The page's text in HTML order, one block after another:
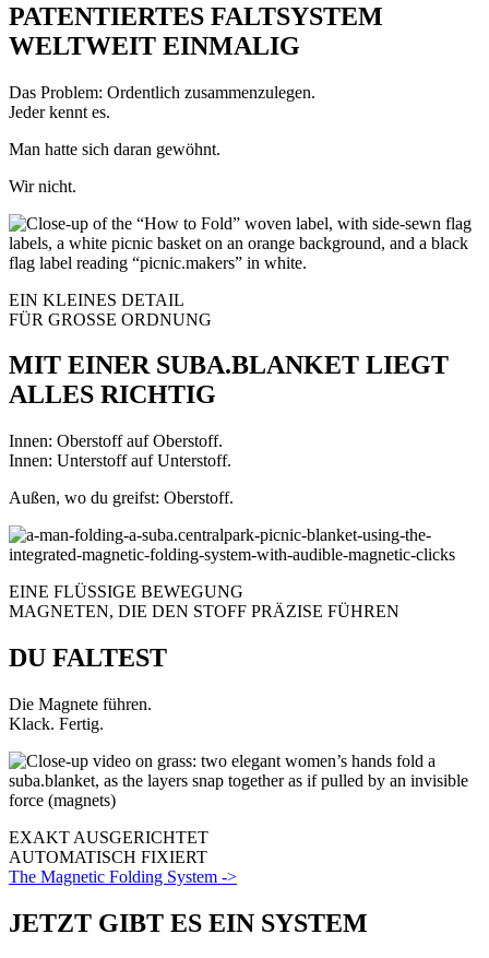
PATENTIERTES FALTSYSTEM
WELTWEIT EINMALIG
Das Problem: Ordentlich zusammenzulegen.
Jeder kennt es.
Man hatte sich daran gewöhnt.
Wir nicht.
EIN KLEINES DETAIL
FÜR GROSSE ORDNUNG
MIT EINER SUBA.BLANKET LIEGT
ALLES RICHTIG
Innen: Oberstoff auf Oberstoff.
Innen: Unterstoff auf Unterstoff.
Außen, wo du greifst: Oberstoff.
EINE FLÜSSIGE BEWEGUNG
MAGNETEN, DIE DEN STOFF PRÄZISE FÜHREN
DU FALTEST
Die Magnete führen.
Klack. Fertig.
EXAKT AUSGERICHTET
AUTOMATISCH FIXIERT
The Magnetic Folding System ->
JETZT GIBT ES EIN SYSTEM